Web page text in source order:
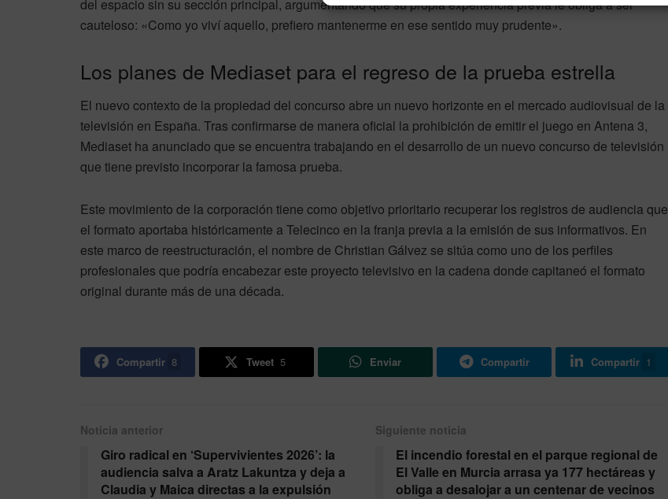
del espacio sin su sección principal, argumentando que su propia experiencia previa le obliga a ser
cauteloso: «Como yo viví aquello, prefiero mantenerme en ese sentido muy prudente».
Los planes de Mediaset para el regreso de la prueba estrella
El nuevo contexto de la propiedad del concurso abre un nuevo horizonte en el mercado audiovisual de la
televisión en España. Tras confirmarse de manera oficial la prohibición de emitir el juego en Antena 3,
Mediaset ha anunciado que se encuentra trabajando en el desarrollo de un nuevo concurso de televisión
que tiene previsto incorporar la famosa prueba.
Este movimiento de la corporación tiene como objetivo prioritario recuperar los registros de audiencia que
el formato aportaba históricamente a Telecinco en la franja previa a la emisión de sus informativos. En
este marco de reestructuración, el nombre de Christian Gálvez se sitúa como uno de los perfiles
profesionales que podría encabezar este proyecto televisivo en la cadena donde capitaneó el formato
original durante más de una década.
Compartir 8 Tweet 5 Enviar Compartir Compartir 1
Noticia anterior
Giro radical en ‘Supervivientes 2026’: la
audiencia salva a Aratz Lakuntza y deja a
Claudia y Maica directas a la expulsión
Siguiente noticia
El incendio forestal en el parque regional de
El Valle en Murcia arrasa ya 177 hectáreas y
obliga a desalojar a un centenar de vecinos